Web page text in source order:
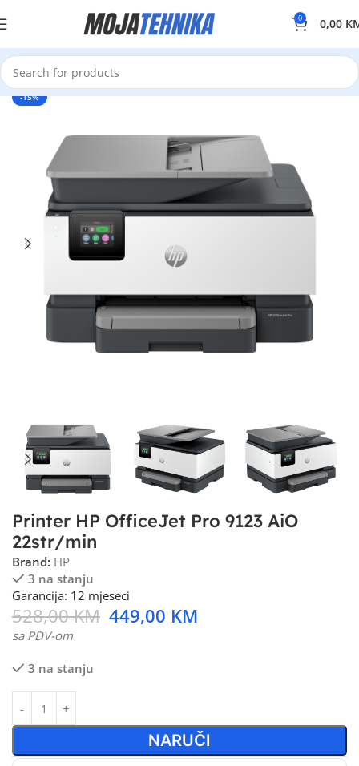
0 0,00
-15%
Printer HP OfficeJet Pro 9123 AiO
22str/min
Brand: HP
3 na stanju
Garancija: 12 mjeseci
528,00KM 449,00 KM
sa PDV-om
3 na stanju
NARUČI